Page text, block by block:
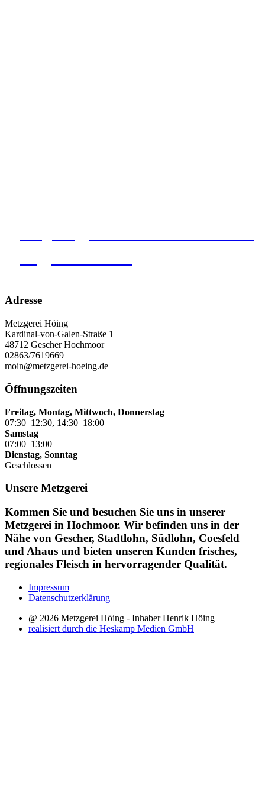
Adresse
Metzgerei Höing
Kardinal-von-Galen-Straße 1
48712 Gescher Hochmoor
02863/7619669
moin@metzgerei-hoeing.de
Öffnungszeiten
Freitag, Montag, Mittwoch, Donnerstag
07:30–12:30, 14:30–18:00
Samstag
07:00–13:00
Dienstag, Sonntag
Geschlossen
Unsere Metzgerei
Kommen Sie und besuchen Sie uns in unserer
Metzgerei in Hochmoor. Wir befinden uns in der
Nähe von Gescher, Stadtlohn, Südlohn, Coesfeld
und Ahaus und bieten unseren Kunden frisches,
regionales Fleisch in hervorragender Qualität.
Impressum
Datenschutzerklärung
@ 2026 Metzgerei Höing - Inhaber Henrik Höing
realisiert durch die Heskamp Medien GmbH